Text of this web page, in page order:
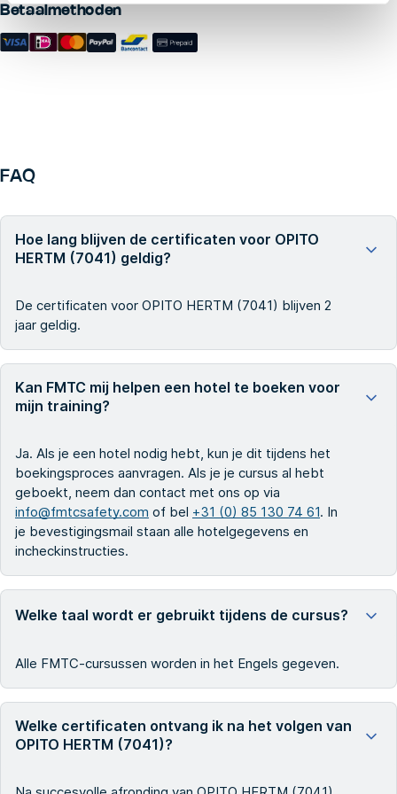
Betaalmethoden
FAQ
Hoe lang blijven de certificaten voor OPITO
HERTM (7041) geldig?
De certificaten voor OPITO HERTM (7041) blijven 2
jaar geldig.
Kan FMTC mij helpen een hotel te boeken voor
mijn training?
Ja. Als je een hotel nodig hebt, kun je dit tijdens het
boekingsproces aanvragen. Als je je cursus al hebt
geboekt, neem dan contact met ons op via
info@fmtcsafety.com of bel +31 (0) 85 130 74 61. In
je bevestigingsmail staan alle hotelgegevens en
incheckinstructies.
Welke taal wordt er gebruikt tijdens de cursus?
Alle FMTC-cursussen worden in het Engels gegeven.
Welke certificaten ontvang ik na het volgen van
OPITO HERTM (7041)?